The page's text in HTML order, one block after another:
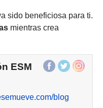
sido beneficiosa para ti.
mientras crea
ESM
blog